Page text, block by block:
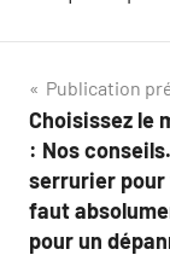
de
l’article
Publication
Choisissez le
: Nos
serrurier pour
faut
pour un